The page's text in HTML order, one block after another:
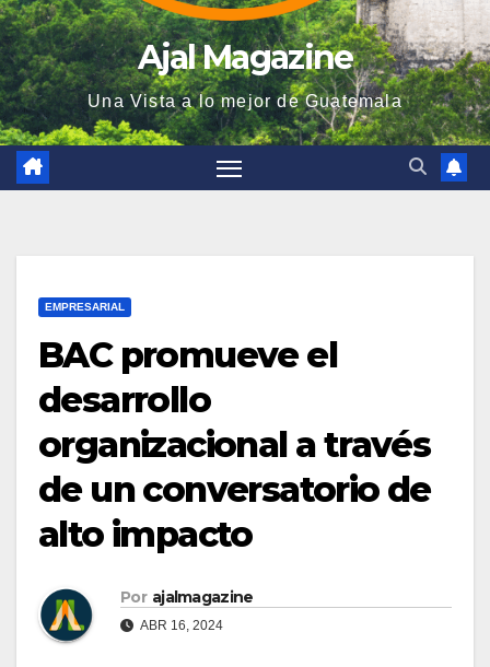
Ajal Magazine
Una Vista a lo mejor de Guatemala
EMPRESARIAL
BAC promueve el
desarrollo
organizacional a través
de un conversatorio de
alto impacto
Por ajalmagazine
ABR 16, 2024